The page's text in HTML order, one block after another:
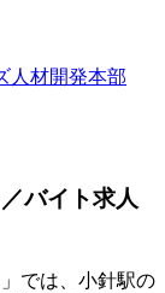
人材開発本部
バイト求人
では、小針駅の